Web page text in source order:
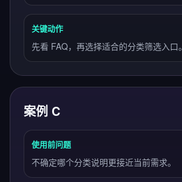
关键动作
先看 FAQ，再选择适合的分类筛选入口。
案例 C
使用前问题
不确定哪个分类说明更接近当前需求。